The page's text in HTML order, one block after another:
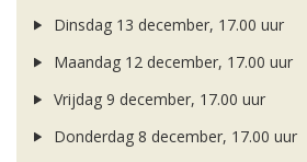
Dinsdag 13 december, 17.00 uur
Maandag 12 december, 17.00 uur
Vrijdag 9 december, 17.00 uur
Donderdag 8 december, 17.00 uur